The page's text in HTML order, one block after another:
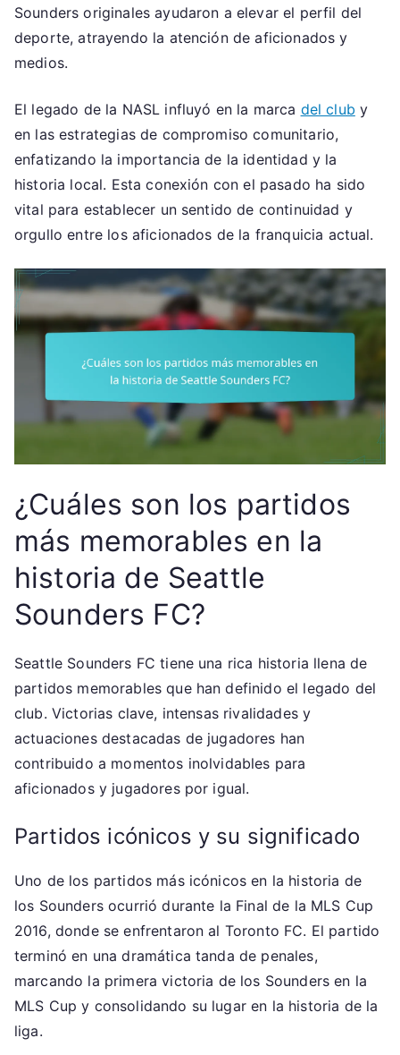
Sounders originales ayudaron a elevar el perfil del
deporte, atrayendo la atención de aficionados y
medios.
El legado de la NASL influyó en la marca del club y
en las estrategias de compromiso comunitario,
enfatizando la importancia de la identidad y la
historia local. Esta conexión con el pasado ha sido
vital para establecer un sentido de continuidad y
orgullo entre los aficionados de la franquicia actual.
¿Cuáles son los partidos
más memorables en la
historia de Seattle
Sounders FC?
Seattle Sounders FC tiene una rica historia llena de
partidos memorables que han definido el legado del
club. Victorias clave, intensas rivalidades y
actuaciones destacadas de jugadores han
contribuido a momentos inolvidables para
aficionados y jugadores por igual.
Partidos icónicos y su significado
Uno de los partidos más icónicos en la historia de
los Sounders ocurrió durante la Final de la MLS Cup
2016, donde se enfrentaron al Toronto FC. El partido
terminó en una dramática tanda de penales,
marcando la primera victoria de los Sounders en la
MLS Cup y consolidando su lugar en la historia de la
liga.